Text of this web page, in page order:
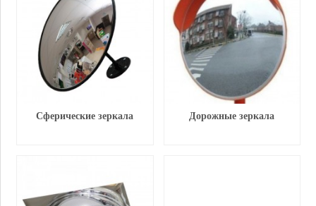
Сферические зеркала Дорожные зеркала